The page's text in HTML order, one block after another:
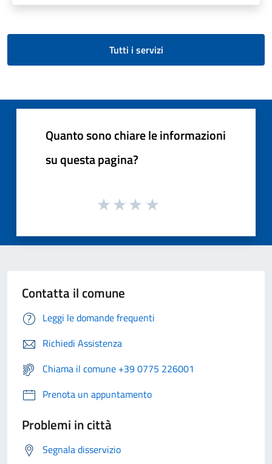
Tutti i servizi
Quanto sono chiare le informazioni
su questa pagina?
Contatta il comune
Leggi le domande frequenti
Richiedi Assistenza
Chiama il comune +39 0775 226001
Prenota un appuntamento
Problemi in città
Segnala disservizio